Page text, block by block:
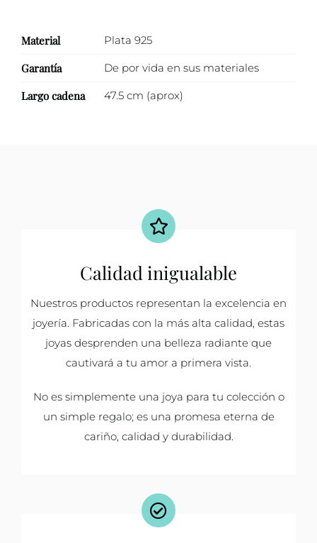
Material Plata 925
Garantía De por vida en sus materiales
Largo cadena 47.5 cm (aprox)
Calidad inigualable
Nuestros productos representan la excelencia en
joyería. Fabricadas con la más alta calidad, estas
joyas desprenden una belleza radiante que
cautivará a tu amor a primera vista.
No es simplemente una joya para tu colección o
un simple regalo; es una promesa eterna de
cariño, calidad y durabilidad.